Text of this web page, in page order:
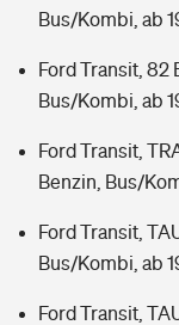
Bus/Kombi, ab
Ford Transit, 82
Bus/Kombi, ab
Ford Transit,
Benzin, Bus/
Ford Transit,
Bus/Kombi, ab
Ford Transit,